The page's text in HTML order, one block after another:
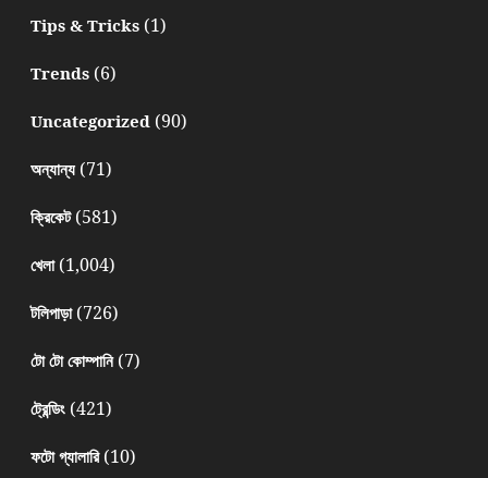
Tips & Tricks(1)
Trends(6)
Uncategorized(90)
অন্যান্য(71)
ক্রিকেট(581)
খেলা(1,004)
টলিপাড়া(726)
টো টো কোম্পানি(7)
ট্রেন্ডিং(421)
ফটো গ্যালারি(10)